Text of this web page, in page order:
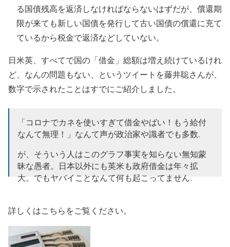
る国債残高を返済しなければならないはずだが、償還期
限が来ても新しい国債を発行して古い国債の償還に充て
ているから税金で返済などしていない。
日米英、すべてで国の「借金」総額は増え続けているけれ
ど、なんの問題もない、というツイートを藤井聡さんが、
数字で示されたことはすでにご紹介しました。
「コロナでカネを使いすぎて借金やばい！もう給付
なんて無理！」なんて声が政治家や識者でも多数.
が、そういう人はこのグラフ事実を知らない無知蒙
昧な愚者。日本以外にも英米も政府借金は年々拡
大。でもヤバイことなんて何も起こってません.
です.pic.twitter.com/tTNe6AROVc
— 藤井聡 (@SF_SatoshiFujii)
詳しくはこちらをご覧ください。